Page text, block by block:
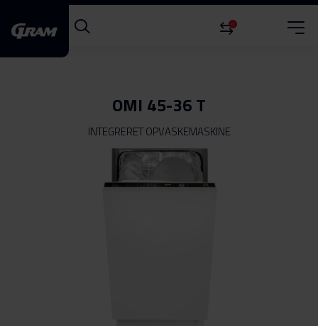
0
OMI 45-36 T
INTEGRERET OPVASKEMASKINE